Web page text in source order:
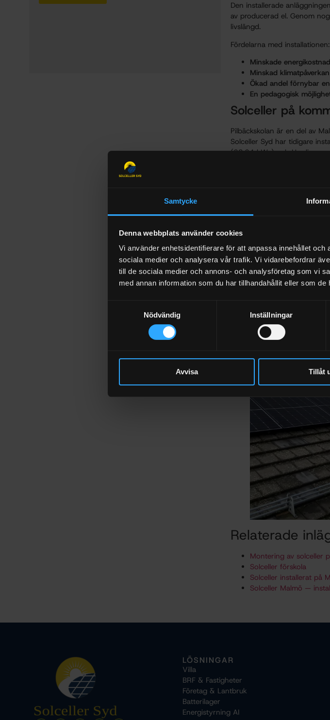
Samtycke
Denna webbplats använder cookies
Vi använder enhetsidentifierare för att anpassa innehållet
sociala medier och analysera vår trafik. Vi vidarebefordrar
till de sociala medier och annons- och analysföretag som vi
med annan information som du har tillhandahållit eller som
Nödvändig
Inställningar
Avvisa Tillåt
Den installerade
av producerad el. Genom
livslängd.
Fördelarna med installationen:
Minskade
Minskad klimatpåverkan
Ökad andel förnybar
En pedagogisk
Solceller på
Pilbäckskolan är en del av
Solceller Syd har tidigare
(63,64 kWp) och
Solceller Syd har sedan
lantbruk i hela Skåne. Med
komplexa projekt på
Relaterade
Montering av solceller
Solceller förskola
Solceller installerat på
Solceller Malmö —
LÖSNINGAR
Villa
BRF & Fastigheter
Företag & Lantbruk
Batterilager
Energistyrning AI